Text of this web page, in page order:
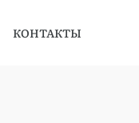
КОНТАКТЫ